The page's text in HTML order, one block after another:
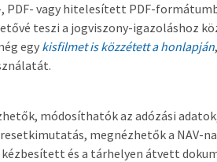
, PDF- vagy hitelesített PDF-
teszi a jogviszony-igazoláshoz
egy kisfilmet is közzétett a honlapján
módosíthatók az adózási
megnézhetők a NAV-
kézbesített és a tárhelyen átvett